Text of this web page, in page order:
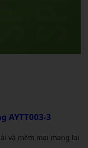
AYTT003-3
và mềm mại mang lại